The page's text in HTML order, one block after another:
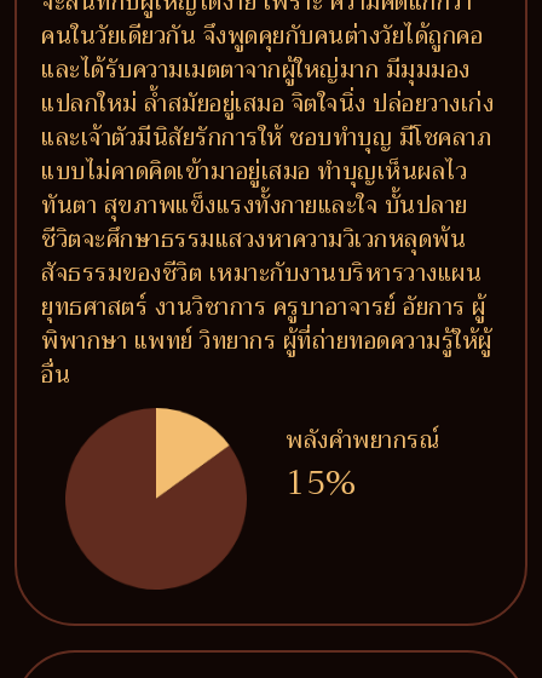
คนในวัยเดียวกัน จึงพูดคุยกับคนต่างวัยได้ถูกคอ
และได้รับความเมตตาจากผู้ใหญ่มาก มีมุมมอง
แปลกใหม่ ล้ำสมัยอยู่เสมอ จิตใจนิ่ง ปล่อยวางเก่ง
และเจ้าตัวมีนิสัยรักการให้ ชอบทำบุญ มีโชคลาภ
แบบไม่คาดคิดเข้ามาอยู่เสมอ ทำบุญเห็นผลไว
ทันตา สุขภาพแข็งแรงทั้งกายและใจ บั้นปลาย
ชีวิตจะศึกษาธรรมแสวงหาความวิเวกหลุดพ้น
สัจธรรมของชีวิต เหมาะกับงานบริหารวางแผน
ยุทธศาสตร์ งานวิชาการ ครูบาอาจารย์ อัยการ ผู้
พิพากษา แพทย์ วิทยากร ผู้ที่ถ่ายทอดความรู้ให้ผู้
อื่น
พลังคำพยากรณ์
15%